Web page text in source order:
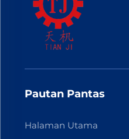
Pautan Pantas
Halaman Utama